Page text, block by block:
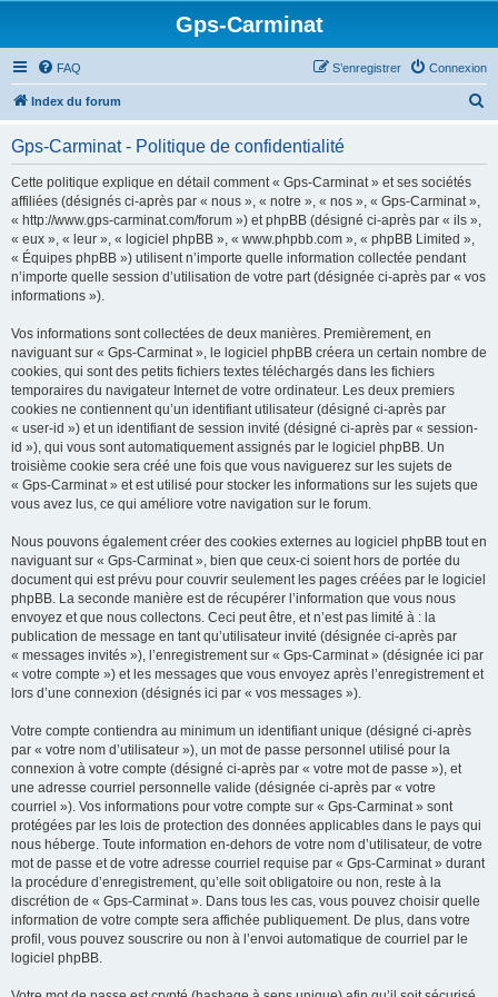
Gps-Carminat
FAQ Connexion
S’enregistrer
Index du forum
Gps-Carminat - Politique de confidentialité
Cette politique explique en détail comment « Gps-Carminat » et ses sociétés
affiliées (désignés ci-après par « nous », « notre », « nos », « Gps-Carminat »,
« http://www.gps-carminat.com/forum ») et phpBB (désigné ci-après par « ils »,
« eux », « leur », « logiciel phpBB », « www.phpbb.com », « phpBB Limited »,
« Équipes phpBB ») utilisent n’importe quelle information collectée pendant
n’importe quelle session d’utilisation de votre part (désignée ci-après par « vos
informations »).
Vos informations sont collectées de deux manières. Premièrement, en
naviguant sur « Gps-Carminat », le logiciel phpBB créera un certain nombre de
cookies, qui sont des petits fichiers textes téléchargés dans les fichiers
temporaires du navigateur Internet de votre ordinateur. Les deux premiers
cookies ne contiennent qu’un identifiant utilisateur (désigné ci-après par
« user-id ») et un identifiant de session invité (désigné ci-après par « session-
id »), qui vous sont automatiquement assignés par le logiciel phpBB. Un
troisième cookie sera créé une fois que vous naviguerez sur les sujets de
« Gps-Carminat » et est utilisé pour stocker les informations sur les sujets que
vous avez lus, ce qui améliore votre navigation sur le forum.
Nous pouvons également créer des cookies externes au logiciel phpBB tout en
naviguant sur « Gps-Carminat », bien que ceux-ci soient hors de portée du
document qui est prévu pour couvrir seulement les pages créées par le logiciel
phpBB. La seconde manière est de récupérer l’information que vous nous
envoyez et que nous collectons. Ceci peut être, et n’est pas limité à : la
publication de message en tant qu’utilisateur invité (désignée ci-après par
« messages invités »), l’enregistrement sur « Gps-Carminat » (désignée ici par
« votre compte ») et les messages que vous envoyez après l’enregistrement et
lors d’une connexion (désignés ici par « vos messages »).
Votre compte contiendra au minimum un identifiant unique (désigné ci-après
par « votre nom d’utilisateur »), un mot de passe personnel utilisé pour la
connexion à votre compte (désigné ci-après par « votre mot de passe »), et
une adresse courriel personnelle valide (désignée ci-après par « votre
courriel »). Vos informations pour votre compte sur « Gps-Carminat » sont
protégées par les lois de protection des données applicables dans le pays qui
nous héberge. Toute information en-dehors de votre nom d’utilisateur, de votre
mot de passe et de votre adresse courriel requise par « Gps-Carminat » durant
la procédure d’enregistrement, qu’elle soit obligatoire ou non, reste à la
discrétion de « Gps-Carminat ». Dans tous les cas, vous pouvez choisir quelle
information de votre compte sera affichée publiquement. De plus, dans votre
profil, vous pouvez souscrire ou non à l’envoi automatique de courriel par le
logiciel phpBB.